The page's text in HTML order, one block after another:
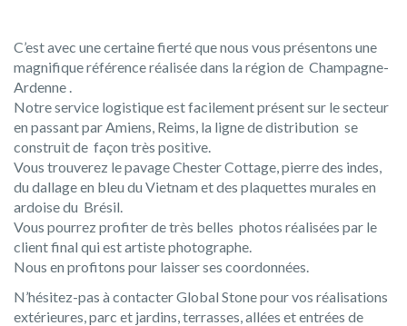
C’est avec une certaine fierté que nous vous présentons une
magnifique référence réalisée dans la région de Champagne-
Ardenne .
Notre service logistique est facilement présent sur le secteur
en passant par Amiens, Reims, la ligne de distribution se
construit de façon très positive.
Vous trouverez le pavage Chester Cottage, pierre des indes,
du dallage en bleu du Vietnam et des plaquettes murales en
ardoise du Brésil.
Vous pourrez profiter de très belles photos réalisées par le
client final qui est artiste photographe.
Nous en profitons pour laisser ses coordonnées.
N’hésitez-pas à contacter Global Stone pour vos réalisations
extérieures, parc et jardins, terrasses, allées et entrées de